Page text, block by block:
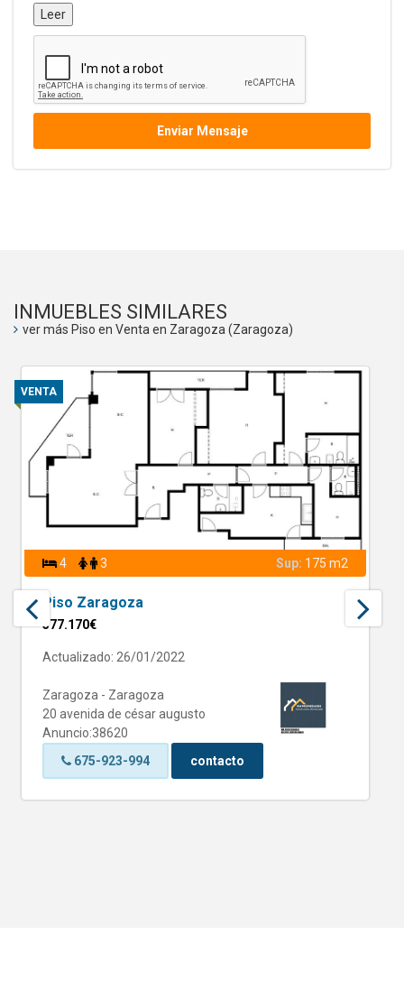
Leer
Enviar Mensaje
INMUEBLES SIMILARES
ver más Piso en Venta en Zaragoza (Zaragoza)
VENTA
4 3 Sup: 175 m2
Piso Zaragoza
377.170€
Actualizado: 26/01/2022
Zaragoza - Zaragoza
20 avenida de césar augusto
Anuncio:38620
675-923-994
contacto